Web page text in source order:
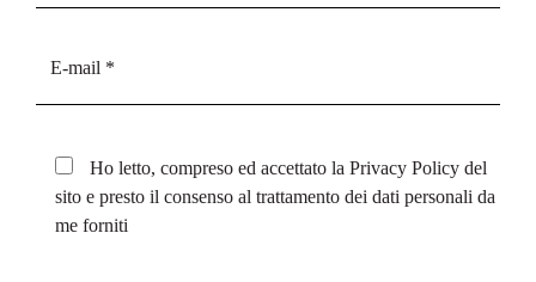
Ho letto, compreso ed accettato la Privacy Policy del
sito e presto il consenso al trattamento dei dati personali da
me forniti